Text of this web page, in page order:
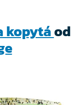
kopytáod